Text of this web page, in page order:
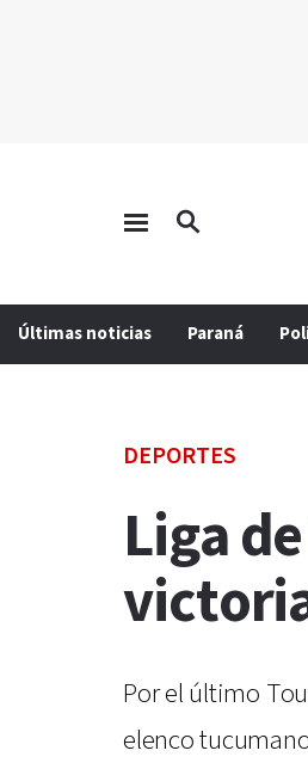
Últimas noticias Paraná
DEPORTES
Liga
Por el último
elenco